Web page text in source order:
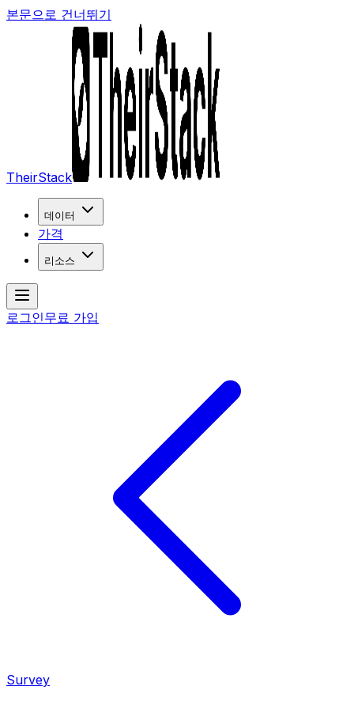
본문으로 건너뛰기
TheirStack
데이터
가격
리소스
로그인무료 가입
Survey